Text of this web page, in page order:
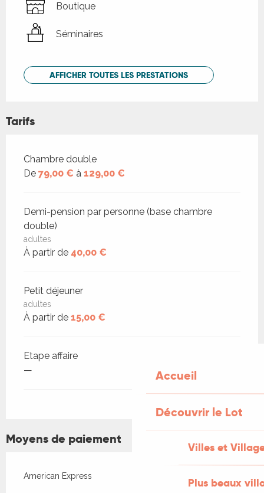
Accueil
Découvrir le Lot
Villes et
Plus beaux
Boutique
Séminaires
AFFICHER TOUTES LES PRESTATIONS
Tarifs
Tarifs 2026
Chambre double
De 79,00 € à 129,00 €
Demi-pension par personne (base chambre
double)
adultes
À partir de 40,00 €
Petit déjeuner
adultes
À partir de 15,00 €
Etape affaire
—
Moyens de paiement
American Express